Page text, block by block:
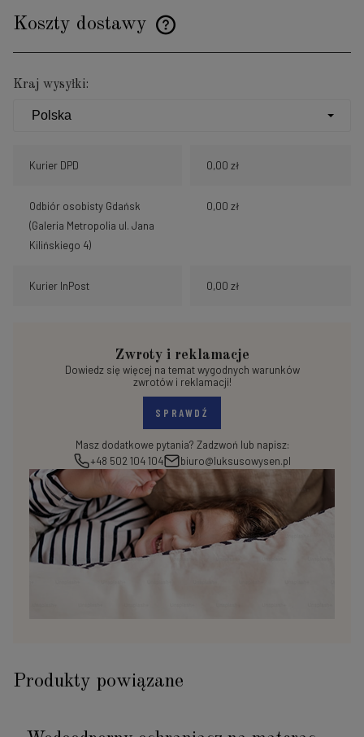
Koszty dostawy
Cena nie zawiera ewentualnych kosztów płatności
Kraj wysyłki:
Kurier DPD 0,00 zł
Odbiór osobisty Gdańsk
(Galeria Metropolia ul. Jana
Kilińskiego 4)
0,00 zł
Kurier InPost 0,00 zł
Zwroty i reklamacje
Dowiedz się więcej na temat wygodnych warunków
zwrotów i reklamacji!
SPRAWDŹ
Masz dodatkowe pytania? Zadzwoń lub napisz:
+48 502 104 104
biuro@luksusowysen.pl
Produkty powiązane